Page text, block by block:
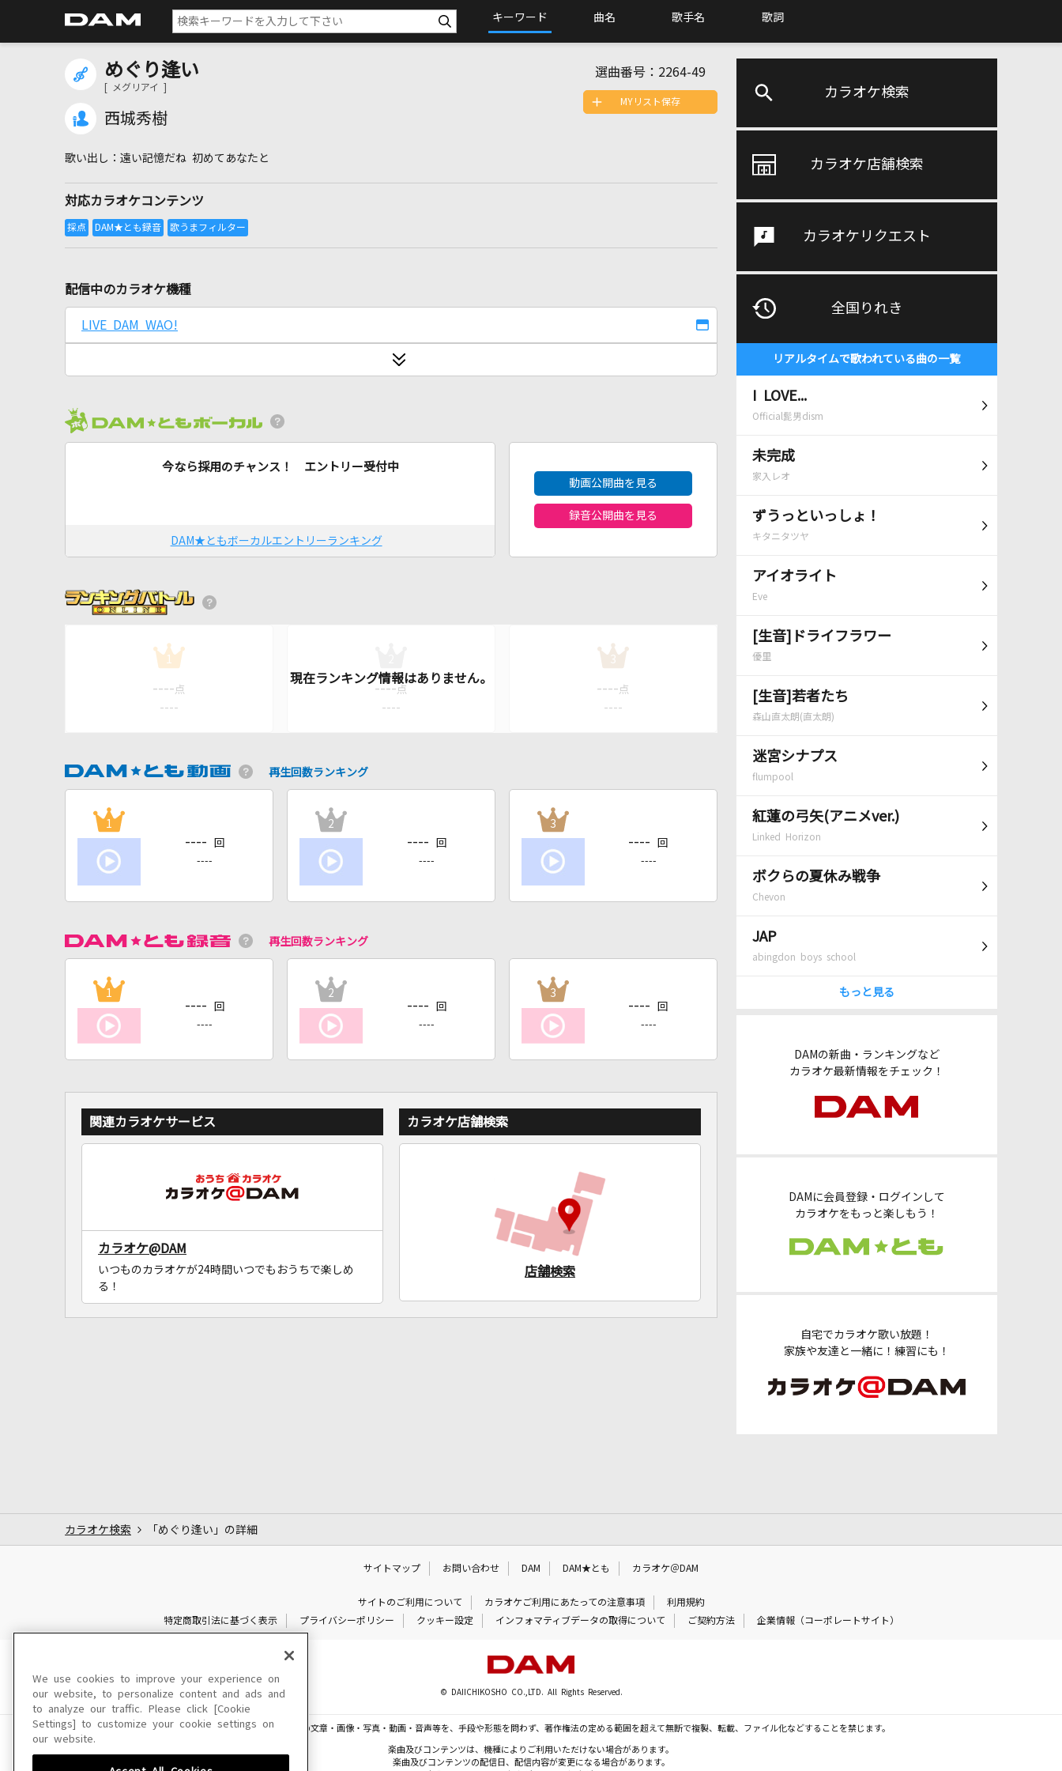
キーワード 曲名 歌手名 歌詞
カラオケ検索
カラオケ店舗検索
カラオケリクエスト
全国りれき
リアルタイムで歌われている曲の一覧
I LOVE...
Official髭男dism
未完成
家入レオ
ずうっといっしょ！
キタニタツヤ
アイオライト
Eve
[生音]ドライフラワー
優里
[生音]若者たち
森山直太朗(直太朗)
迷宮シナプス
flumpool
紅蓮の弓矢(アニメver.)
Linked Horizon
ボクらの夏休み戦争
Chevon
JAP
abingdon boys school
もっと見る
DAMの新曲・ランキングなど
カラオケ最新情報をチェック！
DAMに会員登録・ログインして
カラオケをもっと楽しもう！
自宅でカラオケ歌い放題！
家族や友達と一緒に！練習にも！
めぐり逢い
[ メグリアイ ]
西城秀樹
選曲番号： 2264-49
遠い記憶だね 初めてあなたと
対応カラオケコンテンツ
MYリスト保存
配信中のカラオケ機種
LIVE DAM WAO!
今なら採用のチャンス！ エントリー受付中
DAM★ともボーカルエントリーランキング
動画公開曲を見る
録音公開曲を見る
1
---- 点
----
---- 点
----
3
---- 点
----
再生回数ランキング
1
---- 回
----
2
---- 回
----
3
---- 回
----
再生回数ランキング
1
---- 回
----
2
---- 回
----
3
---- 回
----
関連カラオケサービス
カラオケ@DAM
いつものカラオケが24時間いつでもおうちで楽しめ
る！
カラオケ店舗検索
店舗検索
カラオケ検索 「めぐり逢い」の詳細
サイトマップ お問い合わせ DAM DAM★とも カラオケ＠DAM
サイトのご利用について カラオケご利用にあたっての注意事項
利用規約
特定商取引法に基づく表示
プライバシーポリシー クッキー設定 インフォマティブデータの取得について ご契約方法 企業情報（コーポレートサイト）
© DAIICHIKOSHO CO.,LTD. All Rights Reserved.
このサイトに掲載されている一切の文章・画像・写真・動画・音声等を、手段や形態を問わず、著作権法の定める範囲を超えて無断で複製、転載、ファイル化などすることを禁じます。
楽曲及びコンテンツは、機種によりご利用いただけない場合があります。
楽曲及びコンテンツの配信日、配信内容が変更になる場合があります。
We use cookies to improve your experience on
our website, to personalize content and ads and
to analyze our traffic. Please click [Cookie
Settings] to customize your cookie settings on
our website.